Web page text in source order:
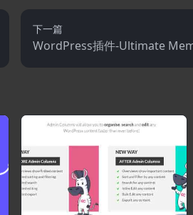
下一篇
WordPress插件-Ultimate
(Ultimate Member拓展)-会员